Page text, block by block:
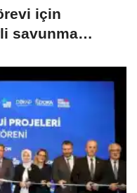
için
savunma